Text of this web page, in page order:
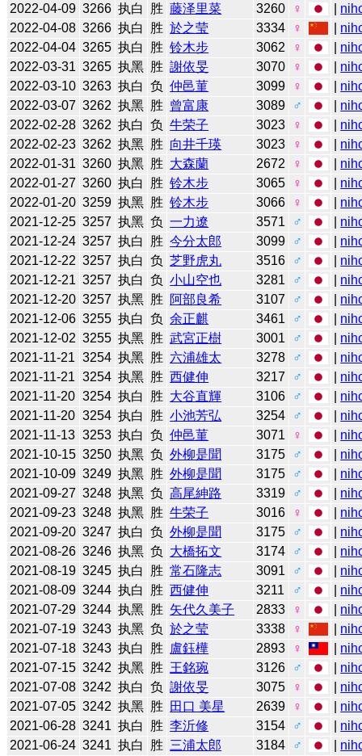
2022-04-09 3266 执白 胜 藤泽里菜 3260 ♀
2022-04-08 3266 执白 胜 於之莹 3334 ♀
2022-04-04 3265 执白 胜 铃木步 3062 ♀
2022-03-31 3265 执黑 胜 謝依旻 3070 ♀
2022-03-10 3263 执白 负 仲邑菫 3099 ♀
2022-03-07 3262 执黑 胜 曾富康 3089 ♂
2022-02-28 3262 执白 负 牛荣子 3023 ♀
2022-02-23 3262 执黑 胜 向井千瑛 3023 ♀
2022-01-31 3260 执黑 胜 大森蘭 2672 ♀
2022-01-27 3260 执白 胜 铃木步 3065 ♀
2022-01-20 3259 执黑 胜 铃木步 3066 ♀
2021-12-25 3257 执黑 负 一力遼 3571 ♂
2021-12-24 3257 执白 胜 今分太郎 3099 ♂
2021-12-22 3257 执白 负 芝野虎丸 3516 ♂
2021-12-21 3257 执白 负 小山空也 3281 ♂
2021-12-20 3257 执黑 胜 阿部良希 3107 ♂
2021-12-06 3255 执白 负 余正麒 3461 ♂
2021-12-02 3255 执黑 胜 武宮正樹 3001 ♂
2021-11-21 3254 执黑 胜 六浦雄太 3278 ♂
2021-11-21 3254 执黑 胜 西健伸 3217 ♂
2021-11-20 3254 执白 胜 大谷直輝 3106 ♂
2021-11-20 3254 执白 胜 小池芳弘 3254 ♂
2021-11-13 3253 执白 负 仲邑菫 3071 ♀
2021-10-15 3250 执黑 负 外柳是聞 3175 ♂
2021-10-09 3249 执黑 胜 外柳是聞 3175 ♂
2021-09-27 3248 执黑 负 高尾紳路 3319 ♂
2021-09-23 3248 执黑 胜 牛荣子 3016 ♀
2021-09-20 3247 执白 负 外柳是聞 3175 ♂
2021-08-26 3246 执黑 负 大橋拓文 3174 ♂
2021-08-19 3245 执白 胜 常石隆志 3091 ♂
2021-08-09 3244 执白 胜 西健伸 3211 ♂
2021-07-29 3244 执黑 胜 矢代久美子 2833 ♀
2021-07-19 3243 执黑 负 於之莹 3338 ♀
2021-07-18 3243 执白 胜 盧鈺樺 2893 ♀
2021-07-15 3242 执黑 胜 王銘琬 3126 ♂
2021-07-08 3242 执白 负 謝依旻 3075 ♀
2021-07-05 3242 执黑 胜 田口 美星 2639 ♀
2021-06-28 3241 执白 胜 李沂修 3154 ♂
2021-06-24 3241 执白 胜 三浦太郎 3184 ♂